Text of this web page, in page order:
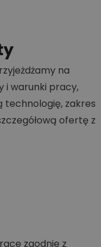
na
i warunki pracy,
technologię, zakres
ofertę z
zgodnie z